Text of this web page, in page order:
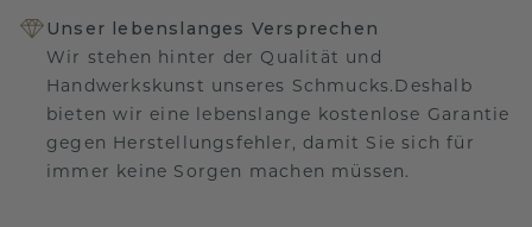
Unser lebenslanges Versprechen
Wir stehen hinter der Qualität und
Handwerkskunst unseres Schmucks.Deshalb
bieten wir eine lebenslange kostenlose Garantie
gegen Herstellungsfehler, damit Sie sich für
immer keine Sorgen machen müssen.